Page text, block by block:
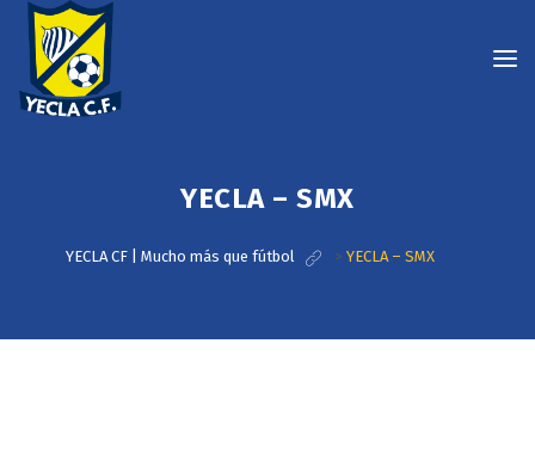
YECLA – SMX
YECLA CF | Mucho más que fútbol > YECLA – SMX